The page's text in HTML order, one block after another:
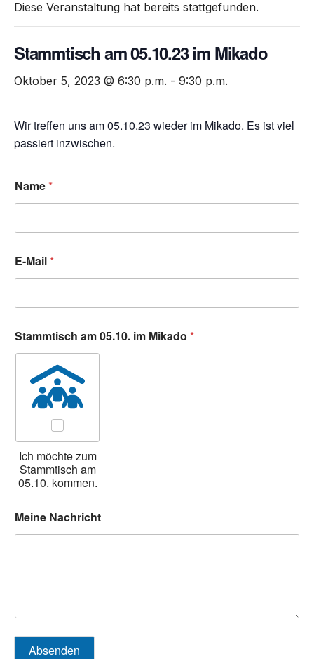
Diese Veranstaltung hat bereits stattgefunden.
Stammtisch am 05.10.23 im Mikado
Oktober 5, 2023 @ 6:30 p.m. - 9:30 p.m.
Wir treffen uns am 05.10.23 wieder im Mikado. Es ist viel
passiert inzwischen.
Name*
E-Mail*
Stammtisch am 05.10. im Mikado *
Ich möchte zum
Stammtisch am
05.10. kommen.
Meine Nachricht
Absenden